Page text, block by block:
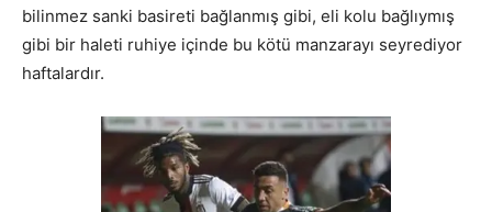
bilinmez sanki basireti bağlanmış gibi, eli kolu bağlıymış
gibi bir haleti ruhiye içinde bu kötü manzarayı seyrediyor
haftalardır.